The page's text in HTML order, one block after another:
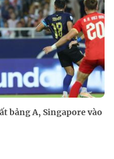
bảng A, Singapore vào